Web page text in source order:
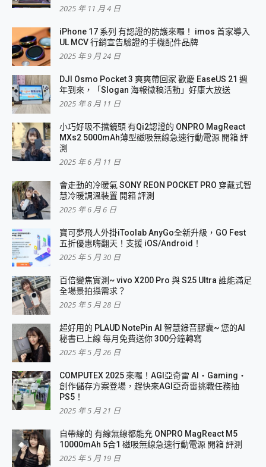
2025 年 11 月 4 日
iPhone 17 系列 有認證的防護來囉！ imos 首家導入
UL MCV 行銷宣告驗證的手機配件品牌
2025 年 9 月 24 日
DJI Osmo Pocket 3 爽爽帶回家 歡慶 EaseUS 21 週
年到來，「Slogan 海報徵稿活動」好康大放送
2025 年 8 月 11 日
小巧好吸不擋鏡頭 有Qi2認證的 ONPRO MagReact
MXs2 5000mAh薄型磁吸無線急速行動電源 開箱 評
測
2025 年 6 月 11 日
會走動的冷暖氣 SONY REON POCKET PRO 穿戴式智
慧冷暖調溫裝置 開箱 評測
2025 年 6 月 6 日
寶可夢飛人外掛iToolab AnyGo全新升級，GO Fest
五折優惠嗨翻天！支援 iOS/Android！
2025 年 5 月 30 日
百倍變焦實測~ vivo X200 Pro 與 S25 Ultra 誰能滿足
全場景拍攝需求？
2025 年 5 月 28 日
超好用的 PLAUD NotePin AI 智慧錄音膠囊~ 您的AI
秘書已上線 每月免費送你 300分鐘轉寫
2025 年 5 月 26 日
COMPUTEX 2025 來囉！AGI亞奇雷 AI・Gaming・
創作儲存方案登場，趕快來AGI亞奇雷挑戰任務抽
PS5！
2025 年 5 月 21 日
自帶線的 有線無線都能充 ONPRO MagReact M5
10000mAh 5合1 磁吸無線急速行動電源 開箱 評測
2025 年 5 月 19 日